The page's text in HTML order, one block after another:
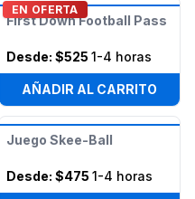
EN OFERTA
First Down Football Pass
Desde: $525 1-4 horas
AÑADIR AL CARRITO
Juego Skee-Ball
Desde: $475 1-4 horas